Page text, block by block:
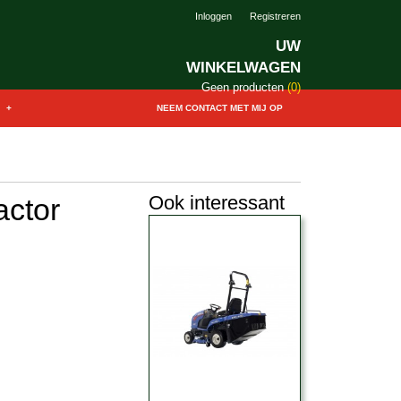
Inloggen Registreren
UW
WINKELWAGEN
Geen producten(0)
NEEM CONTACT MET MIJ OP
+
Ook interessant